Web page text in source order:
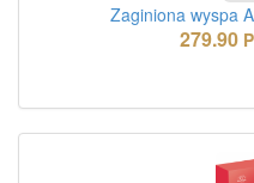
Zaginiona wyspa
279.90